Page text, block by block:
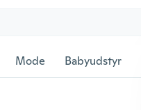
Mode Babyudstyr